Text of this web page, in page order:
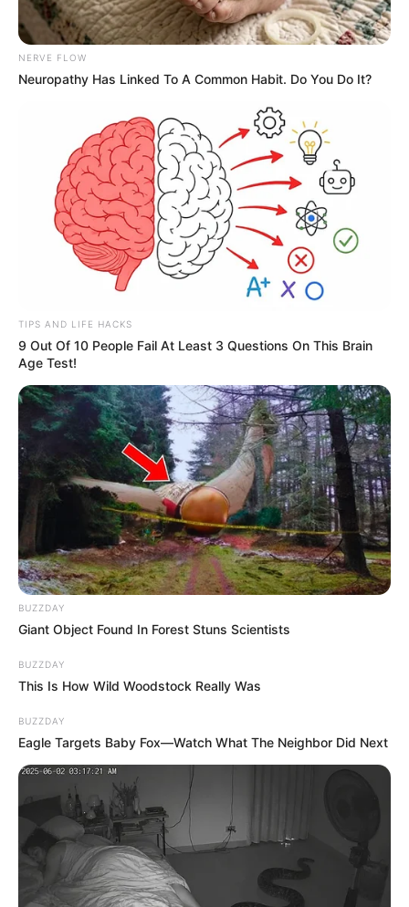
NERVE FLOW
Neuropathy Has Linked To A Common Habit. Do You Do It?
TIPS AND LIFE HACKS
9 Out Of 10 People Fail At Least 3 Questions On This Brain
Age Test!
BUZZDAY
Giant Object Found In Forest Stuns Scientists
BUZZDAY
This Is How Wild Woodstock Really Was
BUZZDAY
Eagle Targets Baby Fox—Watch What The Neighbor Did Next